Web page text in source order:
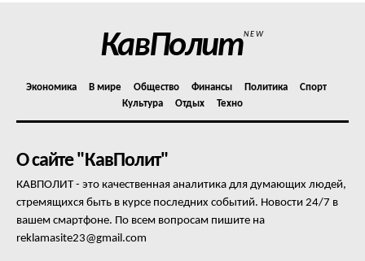
КавПолитNEW
Экономика В мире Общество Финансы Политика
Спорт
Культура
Отдых Техно
О сайте "КавПолит"
КАВПОЛИТ - это качественная аналитика для думающих людей,
стремящихся быть в курсе последних событий. Новости 24/7 в
вашем смартфоне. По всем вопросам пишите на
reklamasite23@gmail.com